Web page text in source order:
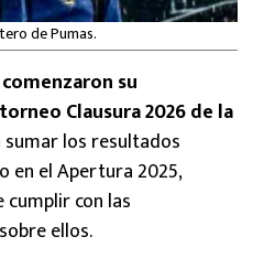
de Pumas.
su
Clausura 2026 de la
sumar los resultados
en el Apertura 2025,
con las
ellos.